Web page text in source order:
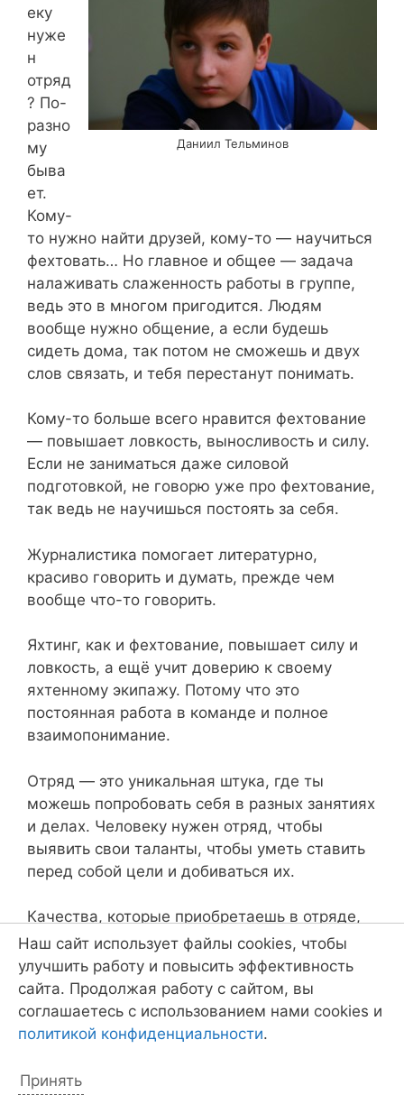
Даниил Тельминов
еку
нуже
н
отряд
? По-
разно
му
быва
ет.
Кому-
то нужно найти друзей, кому-то — научиться
фехтовать… Но главное и общее — задача
налаживать слаженность работы в группе,
ведь это в многом пригодится. Людям
вообще нужно общение, а если будешь
сидеть дома, так потом не сможешь и двух
слов связать, и тебя перестанут понимать.
Кому-то больше всего нравится фехтование
— повышает ловкость, выносливость и силу.
Если не заниматься даже силовой
подготовкой, не говорю уже про фехтование,
так ведь не научишься постоять за себя.
Журналистика помогает литературно,
красиво говорить и думать, прежде чем
вообще что-то говорить.
Яхтинг, как и фехтование, повышает силу и
ловкость, а ещё учит доверию к своему
яхтенному экипажу. Потому что это
постоянная работа в команде и полное
взаимопонимание.
Отряд — это уникальная штука, где ты
можешь попробовать себя в разных занятиях
и делах. Человеку нужен отряд, чтобы
выявить свои таланты, чтобы уметь ставить
перед собой цели и добиваться их.
Качества, которые приобретаешь в отряде,
обязательно пригодятся в будущем.
А может быть, ты после отряда вообще
решишь стать журналистом, как знать?
Наш сайт использует файлы cookies, чтобы
улучшить работу и повысить эффективность
сайта. Продолжая работу с сайтом, вы
соглашаетесь с использованием нами cookies и
политикой конфиденциальности.
Принять